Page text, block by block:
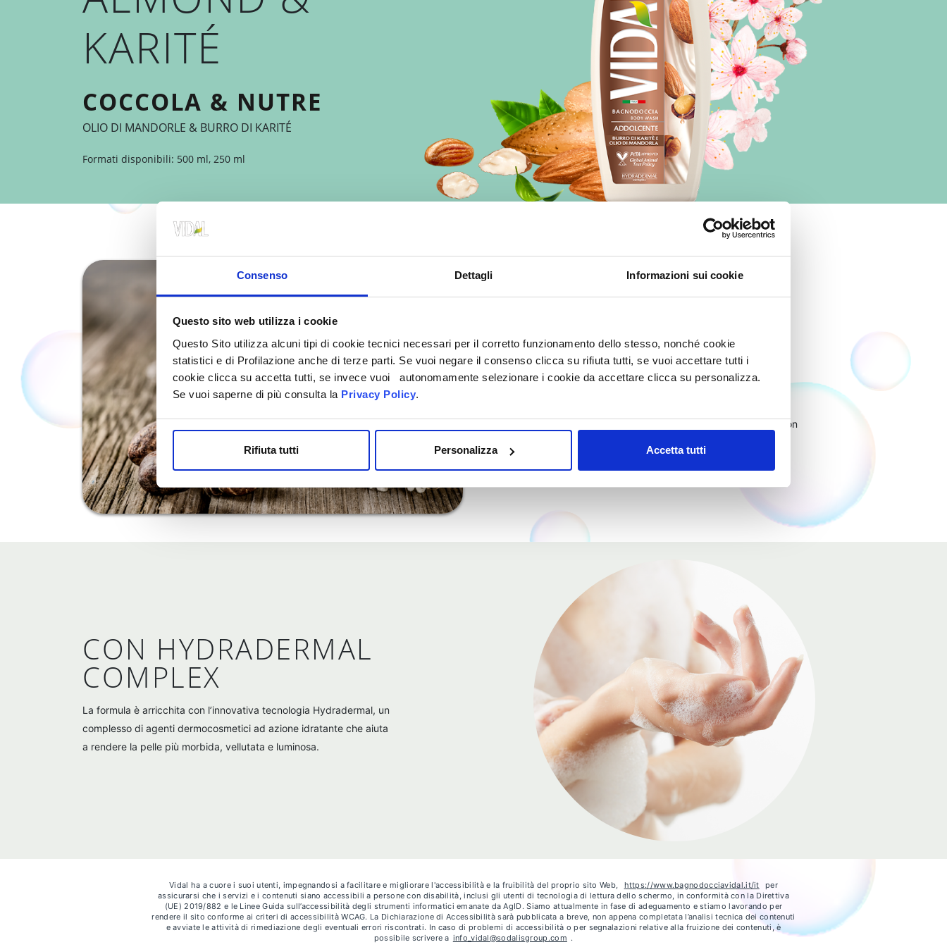
Consenso Dettagli Informazioni sui cookie
Questo sito web utilizza i cookie
Questo Sito utilizza alcuni tipi di cookie tecnici necessari per il corretto funzionamento dello stesso, nonché cookie
statistici e di Profilazione anche di terze parti. Se vuoi negare il consenso clicca su rifiuta tutti, se vuoi accettare tutti i
cookie clicca su accetta tutti, se invece vuoi autonomamente selezionare i cookie da accettare clicca su personalizza.
Se vuoi saperne di più consulta la Privacy Policy.
Rifiuta tutti Personalizza Accetta tutti
KARITÉ
COCCOLA & NUTRE
OLIO DI MANDORLE & BURRO DI KARITÉ
Formati disponibili: 500 ml, 250 ml
& KARITÉ
Arricchito con Olio di Mandorle e Burro di Karité, dalle proprietà
morbidezza e setosità. La profumazione è dolce ed avvolgente, con
CON HYDRADERMAL
COMPLEX
La formula è arricchita con l’innovativa tecnologia Hydradermal, un
complesso di agenti dermocosmetici ad azione idratante che aiuta
a rendere la pelle più morbida, vellutata e luminosa.
Vidal ha a cuore i suoi utenti, impegnandosi a facilitare e migliorare l'accessibilità e la fruibilità del proprio sito Web, https://www.bagnodocciavidal.it/it
per
assicurarsi che i servizi e i contenuti siano accessibili a persone con disabilità, inclusi gli utenti di tecnologia di lettura dello schermo, in conformità con la Direttiva
(UE) 2019/882 e le Linee Guida sull’accessibilità degli strumenti informatici emanate da AgID. Siamo attualmente in fase di adeguamento e stiamo lavorando per
rendere il sito conforme ai criteri di accessibilità WCAG. La Dichiarazione di Accessibilità sarà pubblicata a breve, non appena completata l’analisi tecnica dei contenuti
e avviate le attività di rimediazione degli eventuali errori riscontrati. In caso di problemi di accessibilità o per segnalazioni relative alla fruizione dei contenuti, è
possibile scrivere a info_vidal@sodalisgroup.com .